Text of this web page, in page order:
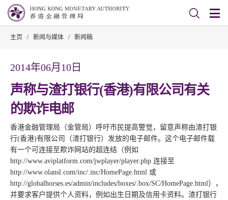
主页 / 新闻与媒体 / 新闻稿
2014年06月10日
声称与渣打银行(香港)有限公司有关
的欺诈电邮
香港金融管理局（金管局）呼吁市民提高警觉，留意声称由渣打银
行(香港)有限公司（渣打银行）发放的电子邮件。这个电子邮件载
有一个可连接至欺诈网站的超连结（例如
http://www.aviplatform.com/jwplayer/player.php 连接至
http://www.olansl.com/inc/.inc/HomePage.html 或
http://globalhorses.es/admin/includes/boxes/.box/SC/HomePage.html），
并要求客户提供个人资料，例如出生日期及信用卡资料。渣打银行